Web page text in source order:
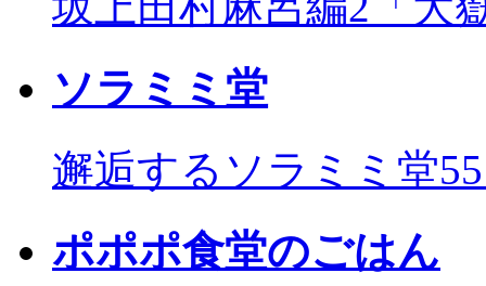
ソラミミ堂
邂逅するソラミミ堂
ポポポ食堂のごはん